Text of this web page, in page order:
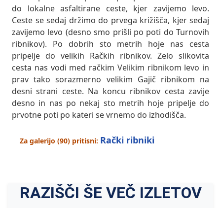
do lokalne asfaltirane ceste, kjer zavijemo levo.
Ceste se sedaj držimo do prvega križišča, kjer sedaj
zavijemo levo (desno smo prišli po poti do Turnovih
ribnikov). Po dobrih sto metrih hoje nas cesta
pripelje do velikih Račkih ribnikov. Zelo slikovita
cesta nas vodi med račkim Velikim ribnikom levo in
prav tako sorazmerno velikim Gajič ribnikom na
desni strani ceste. Na koncu ribnikov cesta zavije
desno in nas po nekaj sto metrih hoje pripelje do
prvotne poti po kateri se vrnemo do izhodišča.
Za galerijo (90) pritisni: Rački ribniki
RAZIŠČI ŠE VEČ IZLETOV